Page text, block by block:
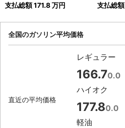
支払総額171.8万円 支払総額
全国のガソリン平均価格
直近の平均価格
レギュラー
166.70.0
ハイオク
177.80.0
軽油